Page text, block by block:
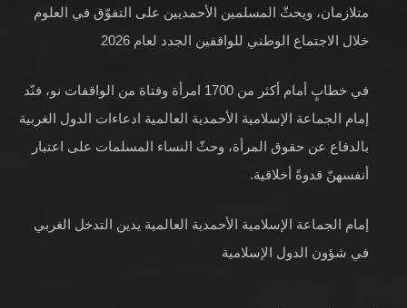
متلازمان، ويحثّ المسلمين الأحمديين على التفوّق في العلوم
خلال الاجتماع الوطني للواقفين الجدد لعام 2026
في خطابٍ أمام أكثر من 1700 امرأة وفتاة من الواقفات نو، فنّد
إمام الجماعة الإسلامية الأحمدية العالمية ادعاءات الدول الغربية
بالدفاع عن حقوق المرأة، وحثّ النساء المسلمات على اعتبار
أنفسهنّ قدوةً أخلاقية.
إمام الجماعة الإسلامية الأحمدية العالمية يدين التدخل الغربي
في شؤون الدول الإسلامية